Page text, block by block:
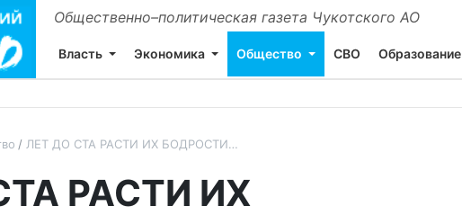
Общественно–политическая газета Чукотского АО
Власть Экономика Общество СВО Образование
ЛЕТ ДО СТА РАСТИ ИХ БОДРОСТИ…
РАСТИ ИХ